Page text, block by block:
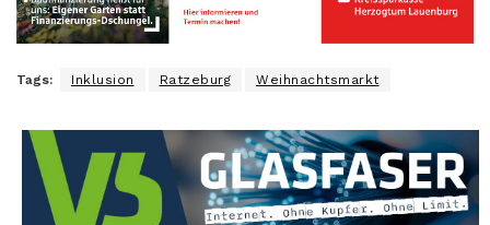
Tags: Inklusion Ratzeburg Weihnachtsmarkt